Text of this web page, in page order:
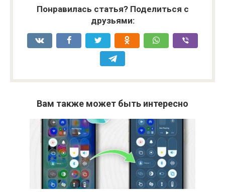
Понравилась статья? Поделиться с
друзьями:
Вам также может быть интересно